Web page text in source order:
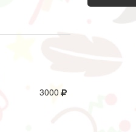
3000